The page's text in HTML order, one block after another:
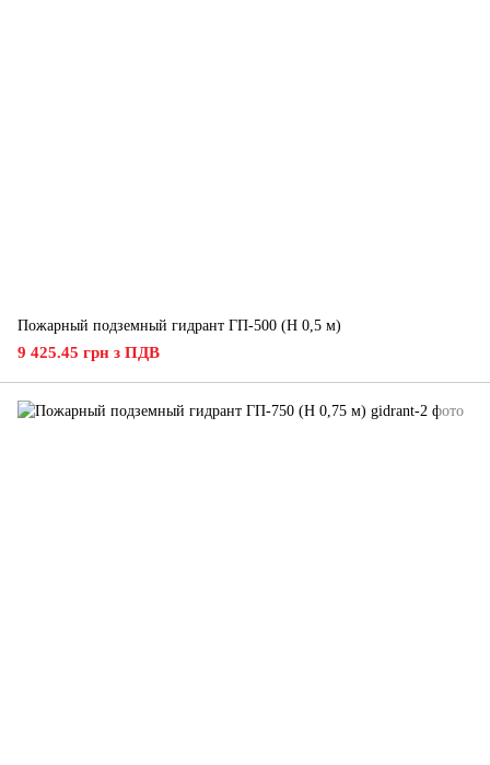
Пожарный подземный гидрант ГП-500 (H 0,5 м)
9 425.45 грн з ПДВ